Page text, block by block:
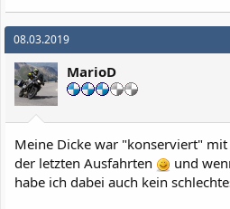
08.03.2019
MarioD
Meine Dicke war "konserviert"
der letzten Ausfahrten
und
habe ich dabei auch kein